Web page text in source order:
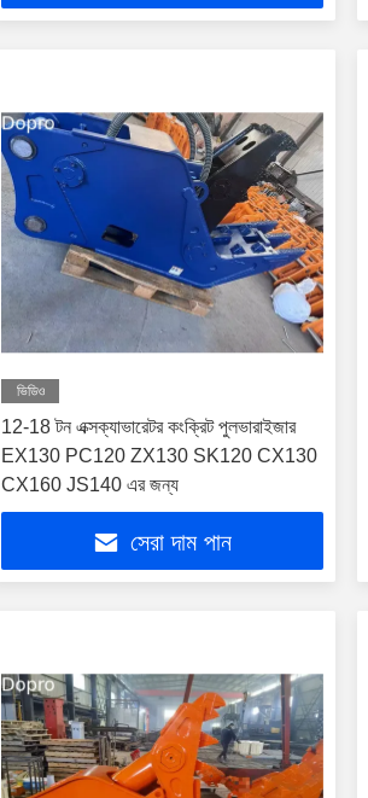
ভিডিও
12-18 টন এক্সক্যাভারেটর কংক্রিট পুলভারাইজার
EX130 PC120 ZX130 SK120 CX130
CX160 JS140 এর জন্য
সেরা দাম পান